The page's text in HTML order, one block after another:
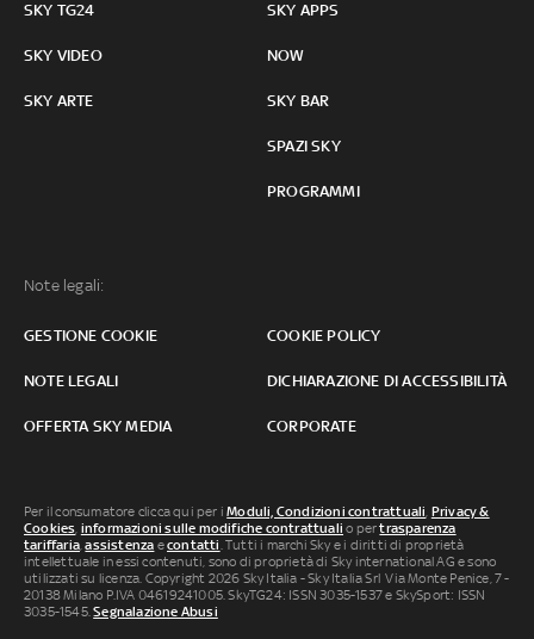
SKY TG24
SKY VIDEO
SKY ARTE
SKY APPS
NOW
SKY BAR
SPAZI SKY
PROGRAMMI
Note legali:
GESTIONE COOKIE COOKIE POLICY
NOTE LEGALI DICHIARAZIONE DI ACCESSIBILITÀ
OFFERTA SKY MEDIA CORPORATE
Per il consumatore clicca qui per iModuli, Condizioni contrattuali, Privacy &
Cookies, informazioni sulle modifiche contrattuali o pertrasparenza
tariffaria,assistenza econtatti. Tutti i marchi Sky e i diritti di proprietà
intellettuale in essi contenuti, sono di proprietà di Sky international AG e sono
utilizzati su licenza. Copyright 2026 Sky Italia - Sky Italia Srl Via Monte Penice, 7 -
20138 Milano P.IVA 04619241005. SkyTG24: ISSN 3035-1537 e SkySport: ISSN
3035-1545.Segnalazione Abusi